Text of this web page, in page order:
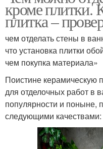
кроме плитки.
плитка –
чем отделать стены в
что установка плитки
чем покупка материала»
Поистине керамическую
для отделочных работ в
популярности и поныне,
следующими качествами: